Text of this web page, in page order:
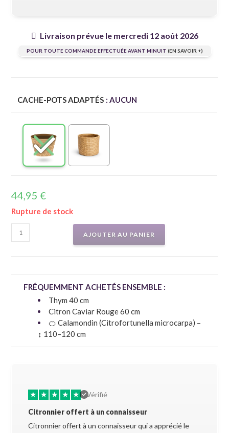
Livraison prévue le mercredi 12 août 2026
POUR TOUTE COMMANDE EFFECTUÉE AVANT MINUIT (EN SAVOIR +)
CACHE-POTS ADAPTÉS : AUCUN
44,95€
Rupture de stock
AJOUTER AU PANIER
FRÉQUEMMENT ACHETÉS ENSEMBLE :
Thym 40 cm
Citron Caviar Rouge 60 cm
🍊 Calamondin (Citrofortunella microcarpa) –
↕ 110–120 cm
★ ★ ★ ★ ★
Vérifié
Citronnier offert à un connaisseur
Citronnier offert à un connaisseur qui a apprécié le